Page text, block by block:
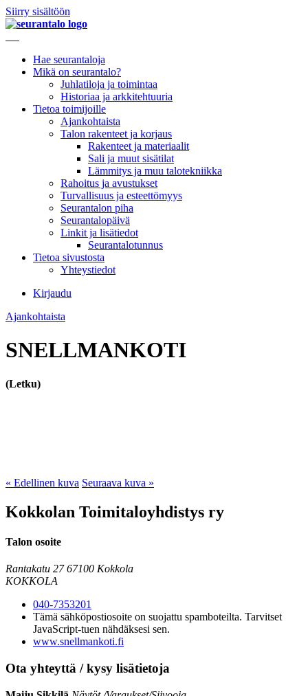
Siirry sisältöön
Hae seurantaloja
Mikä on seurantalo?
Juhlatiloja ja toimintaa
Historiaa ja arkkitehtuuria
Tietoa toimijoille
Ajankohtaista
Talon rakenteet ja korjaus
Rakenteet ja materiaalit
Sali ja muut sisätilat
Lämmitys ja muu talotekniikka
Rahoitus ja avustukset
Turvallisuus ja esteettömyys
Seurantalon piha
Seurantalopäivä
Linkit ja lisätiedot
Seurantalotunnus
Tietoa sivustosta
Yhteystiedot
Kirjaudu
Ajankohtaista
SNELLMANKOTI
(Letku)
« Edellinen kuva Seuraava kuva »
Kokkolan Toimitaloyhdistys ry
Talon osoite
Rantakatu 2767100 Kokkola
KOKKOLA
040-7353201
Tämä sähköpostiosoite on suojattu spamboteilta. Tarvitset
JavaScript-tuen nähdäksesi sen.
www.snellmankoti.fi
Ota yhteyttä / kysy lisätietoja